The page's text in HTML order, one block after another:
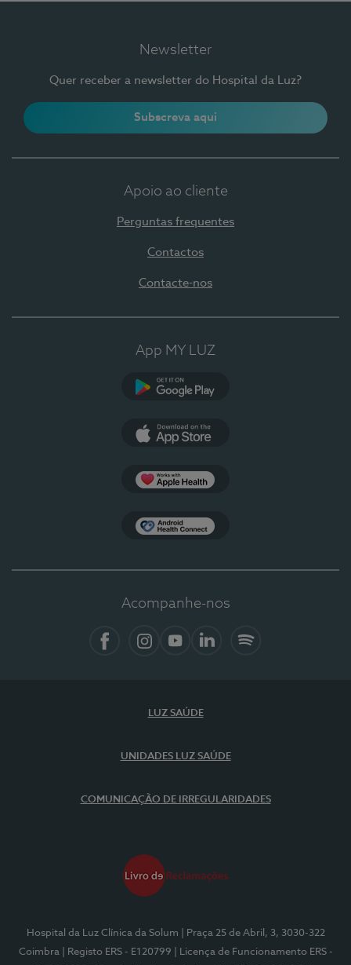
Newsletter
Quer receber a newsletter do Hospital da Luz?
Subscreva aqui
Apoio ao cliente
Perguntas frequentes
Contactos
Contacte-nos
App MY LUZ
Acompanhe-nos
LUZ SAÚDE
UNIDADES LUZ SAÚDE
COMUNICAÇÃO DE IRREGULARIDADES
Hospital da Luz Clínica da Solum
| Praça 25 de Abril, 3, 3030-322
Coimbra
| Registo ERS - E120799
| Licença de Funcionamento ERS -